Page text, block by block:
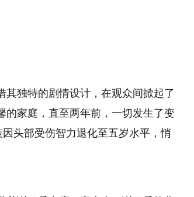
其独特的剧情设计，在观众间掀起了
的家庭，直至两年前，一切发生了变
头部受伤智力退化至五岁水平，悄